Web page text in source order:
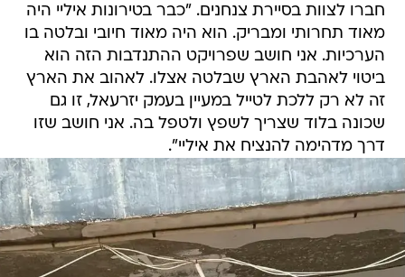
חברו לצוות בסיירת צנחנים. "כבר בטירונות איליי היה
מאוד תחרותי ומבריק. הוא היה מאוד חיובי ובלטה בו
הערכיות. אני חושב שפרויקט ההתנדבות הזה הוא
ביטוי לאהבת הארץ שבלטה אצלו. לאהוב את הארץ
זה לא רק ללכת לטייל במעיין בעמק יזרעאל, זו גם
שכונה בלוד שצריך לשפץ ולטפל בה. אני חושב שזו
דרך מדהימה להנציח את איליי".